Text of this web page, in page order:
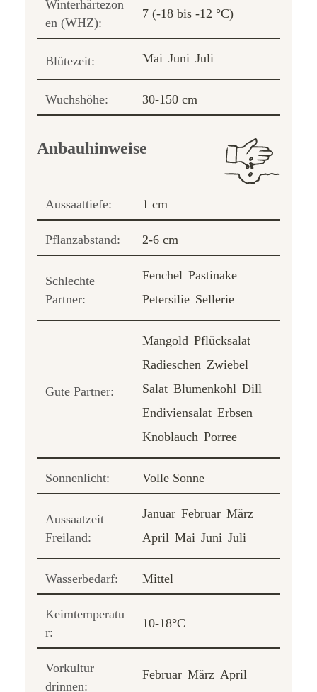
Winterhärtezon
en (WHZ):
7 (-18 bis -12 °C)
Blütezeit: Mai Juni Juli
Wuchshöhe: 30-150 cm
Anbauhinweise
Aussaattiefe: 1 cm
Pflanzabstand: 2-6 cm
Schlechte
Partner:
Fenchel Pastinake
Petersilie Sellerie
Gute Partner:
Mangold Pflücksalat
Radieschen Zwiebel
Salat Blumenkohl Dill
Endiviensalat Erbsen
Knoblauch Porree
Sonnenlicht: Volle Sonne
Aussaatzeit
Freiland:
Januar Februar März
April Mai Juni Juli
Wasserbedarf: Mittel
Keimtemperatu
r:
10-18°C
Vorkultur
drinnen:
Februar März April